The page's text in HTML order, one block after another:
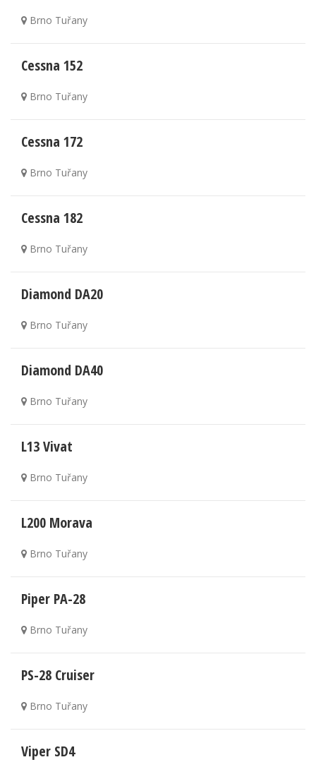
Brno Tuřany
Cessna 152
Brno Tuřany
Cessna 172
Brno Tuřany
Cessna 182
Brno Tuřany
Diamond DA20
Brno Tuřany
Diamond DA40
Brno Tuřany
L13 Vivat
Brno Tuřany
L200 Morava
Brno Tuřany
Piper PA-28
Brno Tuřany
PS-28 Cruiser
Brno Tuřany
Viper SD4